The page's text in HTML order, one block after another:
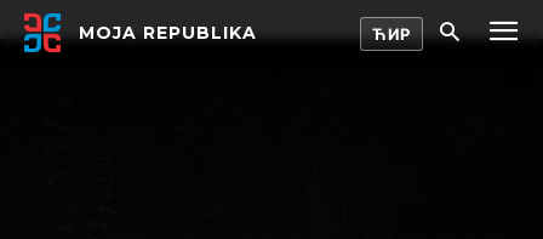
MOJA REPUBLIKA